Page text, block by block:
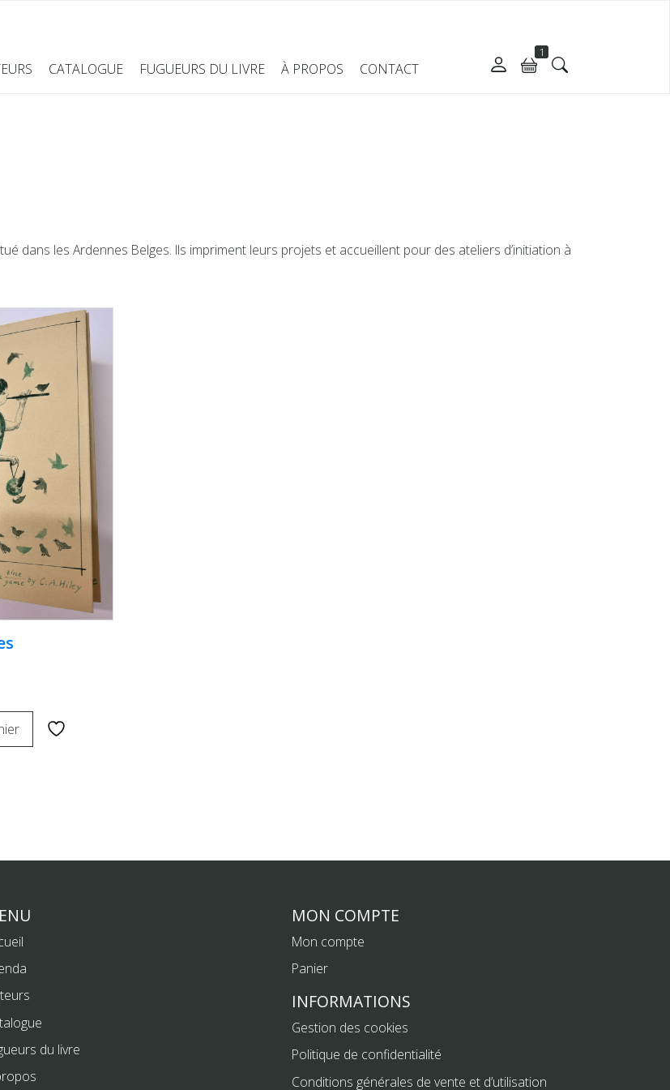
CATALOGUE FUGUEURS DU LIVRE À PROPOS CONTACT
1
dans les Ardennes Belges. Ils impriment leurs projets et accueillent pour des ateliers d’initiation à
du livre
MON COMPTE
Mon compte
Panier
INFORMATIONS
Gestion des cookies
Politique de confidentialité
Conditions générales de vente et d’utilisation